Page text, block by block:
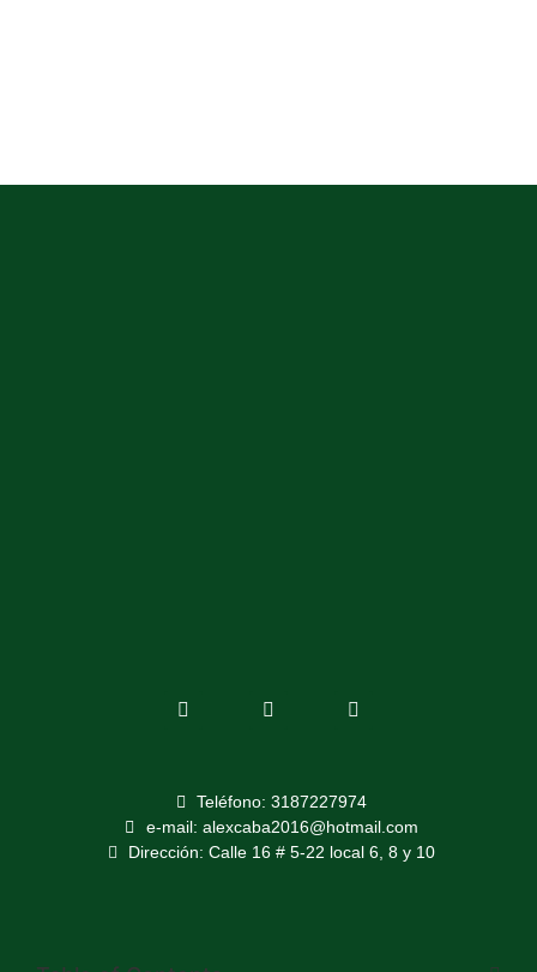
Teléfono: 3187227974
e-mail: alexcaba2016@hotmail.com
Dirección: Calle 16 # 5-22 local 6, 8 y 10